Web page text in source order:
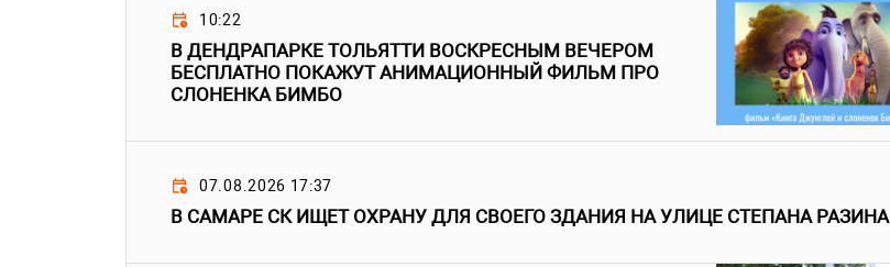
10:22
В ДЕНДРАПАРКЕ ТОЛЬЯТТИ ВОСКРЕСНЫМ ВЕЧЕРОМ
БЕСПЛАТНО ПОКАЖУТ АНИМАЦИОННЫЙ ФИЛЬМ ПРО
СЛОНЕНКА БИМБО
07.08.2026 17:37
В САМАРЕ СК ИЩЕТ ОХРАНУ ДЛЯ СВОЕГО ЗДАНИЯ НА УЛИЦЕ СТЕПАНА РАЗИНА